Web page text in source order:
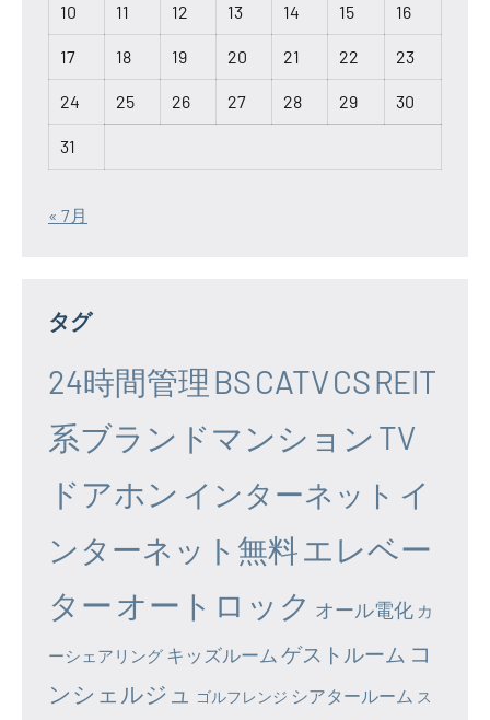
10 11 12 13 14 15 16
17 18 19 20 21 22 23
24 25 26 27 28 29 30
31
« 7月
タグ
24時間管理 BSCATVCSREIT
系ブランドマンション TV
ドアホン インターネット イ
ンターネット無料エレベー
ター オートロック オール電化 カ
ーシェアリング キッズルーム ゲストルーム コ
ンシェルジュ
ゴルフレンジ シアタールーム ス